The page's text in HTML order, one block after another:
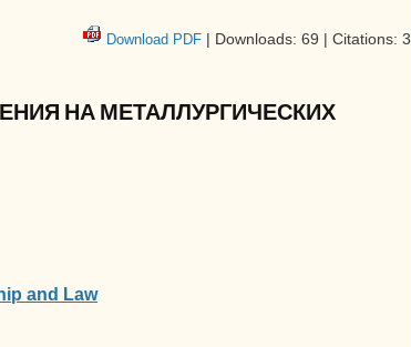
Download PDF | Downloads: 69 | Citations: 3
НА МЕТАЛЛУРГИЧЕСКИХ
and Law